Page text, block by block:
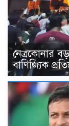
নেত্রকোনার
বাণিজ্যিক